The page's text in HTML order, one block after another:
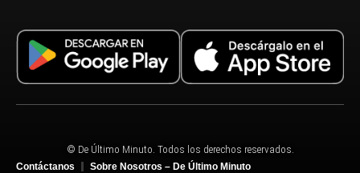
© De Último Minuto. Todos los derechos reservados.
Contáctanos
Sobre Nosotros – De Último Minuto